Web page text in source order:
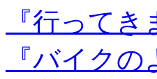
『行って
『バイク